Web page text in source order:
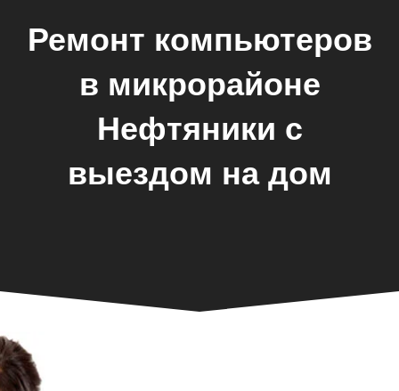
Ремонт компьютеров
в микрорайоне
Нефтяники с
выездом на дом